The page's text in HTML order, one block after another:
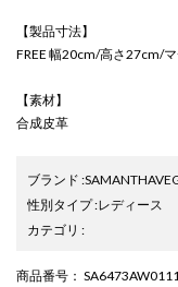
【製品寸法】
FREE 幅20cm/高さ27cm/
【素材】
合成皮革
ブランド :
性別タイプ:レディース
カテゴリ :
商品番号 ：